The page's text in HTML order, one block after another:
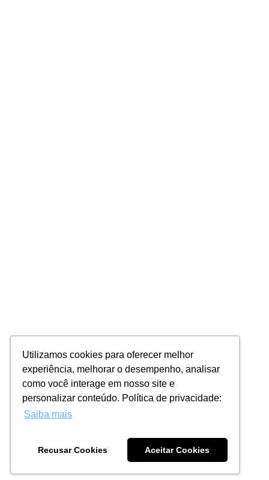
Utilizamos cookies para oferecer melhor
experiência, melhorar o desempenho, analisar
como você interage em nosso site e
personalizar conteúdo. Política de privacidade:
Saiba mais
Recusar Cookies Aceitar Cookies